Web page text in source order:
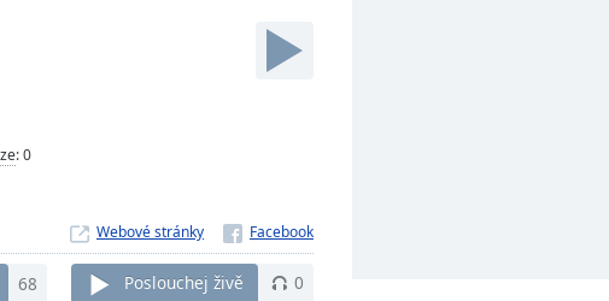
:0
Webové stránky
68 Poslouchej živě 0